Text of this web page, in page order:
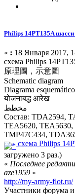
Philips 14PT135A
« : 18 Января 2017,
схема Philips
原理圖，示意圖
Schematic diagram
Diagrama esquemático
योजनाबद्ध आरेख
مخطط
Состав: TDA2594,
TEA5620,
TMP47C434,
схема Philips
загружено 3 раз.)
« Последнее
aze1959 »
http://my-army-flot.ru/
Участники форума и